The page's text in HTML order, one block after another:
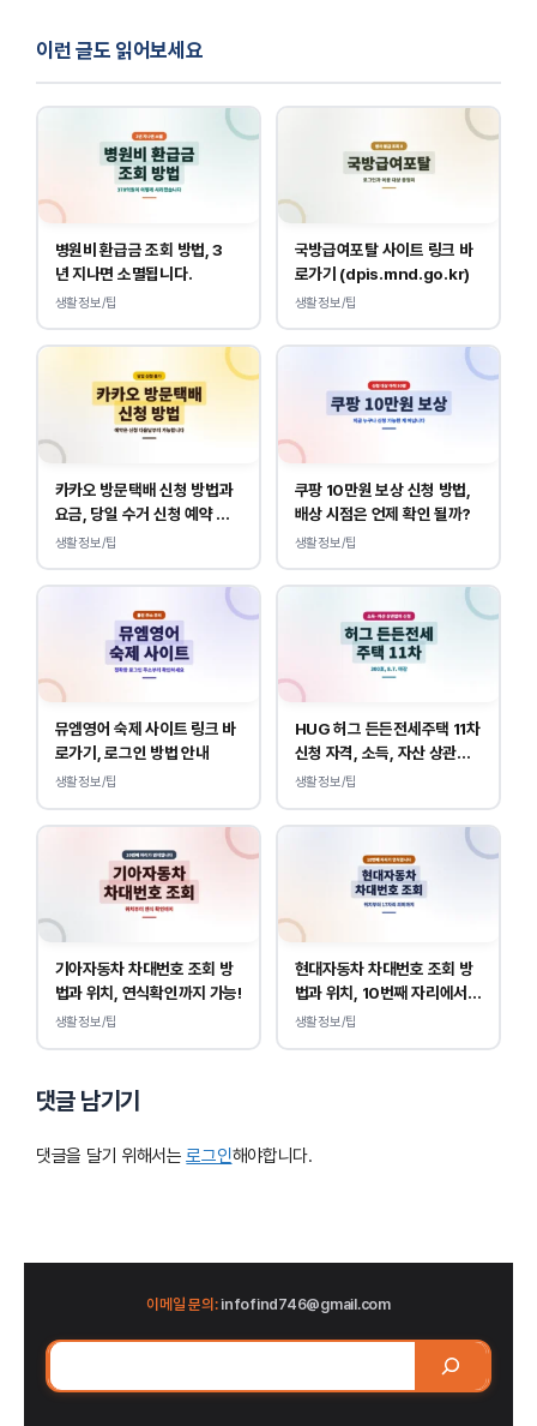
이런 글도 읽어보세요
병원비 환급금 조회 방법, 3
년 지나면 소멸됩니다.
생활정보/팁
국방급여포탈 사이트 링크 바
로가기 (dpis.mnd.go.kr)
생활정보/팁
카카오 방문택배 신청 방법과
요금, 당일 수거 신청 예약 안
내
생활정보/팁
쿠팡 10만원 보상 신청 방법,
배상 시점은 언제 확인 될까?
생활정보/팁
뮤엠영어 숙제 사이트 링크 바
로가기, 로그인 방법 안내
생활정보/팁
HUG 허그 든든전세주택 11차
신청 자격, 소득, 자산 상관없
이 가능합니다.
생활정보/팁
기아자동차 차대번호 조회 방
법과 위치, 연식확인까지 가능!
생활정보/팁
현대자동차 차대번호 조회 방
법과 위치, 10번째 자리에서
연식 확인!
생활정보/팁
댓글 남기기
댓글을 달기 위해서는로그인해야합니다.
이메일 문의:infofind746@gmail.com
검